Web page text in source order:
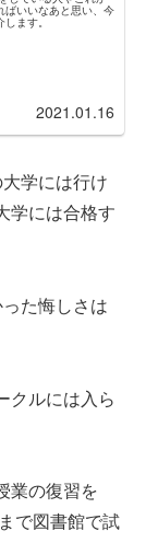
ばいいなあと思い、今
ます。
2021.01.16
学には行け
学には合格す
た悔しさは
クルには入ら
業の復習を
で図書館で試